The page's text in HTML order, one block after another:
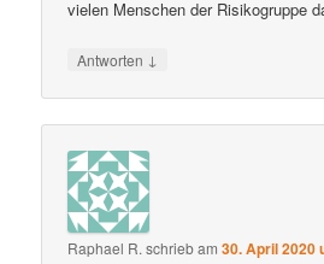
vielen Menschen der Risikogruppe
Antworten ↓
Raphael R. schriebam30. April 2020